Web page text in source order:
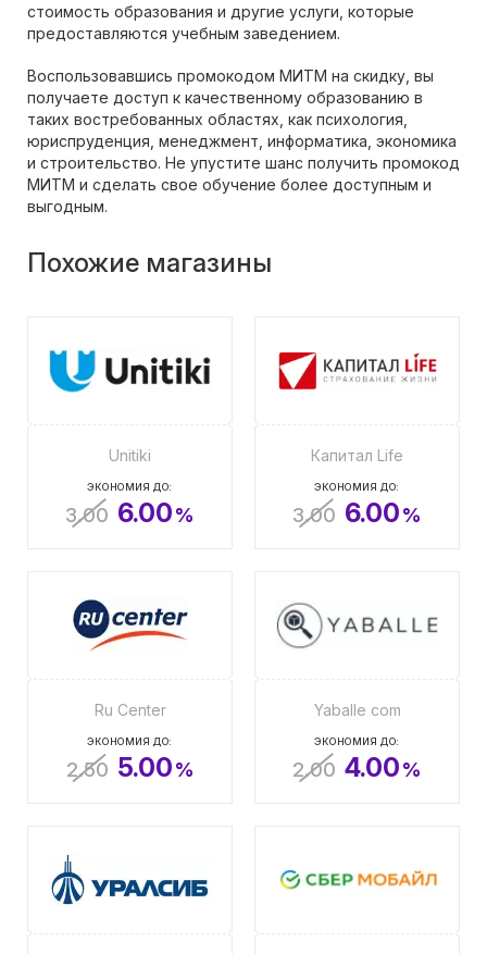
стоимость образования и другие услуги, которые
предоставляются учебным заведением.
Воспользовавшись промокодом МИТМ на скидку, вы
получаете доступ к качественному образованию в
таких востребованных областях, как психология,
юриспруденция, менеджмент, информатика, экономика
и строительство. Не упустите шанс получить промокод
МИТМ и сделать свое обучение более доступным и
выгодным.
Похожие магазины
Unitiki
ЭКОНОМИЯ ДО:
3.00 6.00%
Капитал Life
ЭКОНОМИЯ ДО:
3.00 6.00%
Ru Center
ЭКОНОМИЯ ДО:
2.50 5.00%
Yaballe com
ЭКОНОМИЯ ДО:
2.00 4.00%